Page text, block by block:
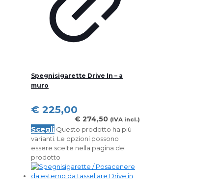
Spegnisigarette Drive In – a
muro
€ 225,00
€ 274,50 (IVA incl.)
Scegli Questo prodotto ha più
varianti. Le opzioni possono
essere scelte nella pagina del
prodotto